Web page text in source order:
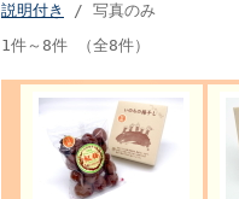
説明付き
/ 写真のみ
1件～8件 （全8件）